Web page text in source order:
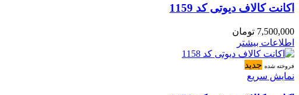
اکانت کالاف دیوتی کد 1159
7,500,000 تومان
اطلاعات بیشتر
فروخته شده جدید
نمایش سریع